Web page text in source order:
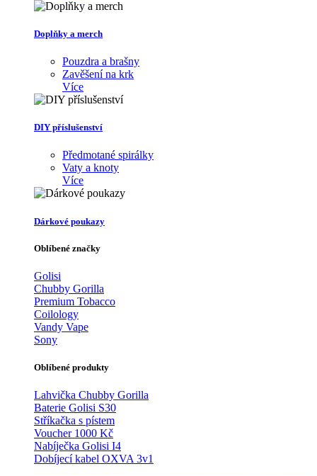
Doplňky a merch
Pouzdra a brašny
Zavěšení na krk
Více
DIY příslušenství
Předmotané spirálky
Vaty a knoty
Více
Dárkové poukazy
Oblíbené značky
Golisi
Chubby Gorilla
Premium Tobacco
Coilology
Vandy Vape
Sony
Oblíbené produkty
Lahvička Chubby Gorilla
Baterie Golisi S30
Stříkačka s pístem
Voucher 1000 Kč
Nabíječka Golisi I4
Dobíjecí kabel OXVA 3v1